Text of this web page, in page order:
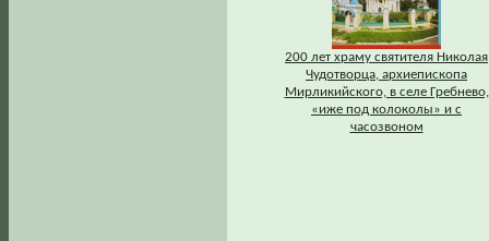
200 лет храму святителя Николая
Чудотворца, архиепископа
Мирликийского, в селе Гребнево,
«иже под колоколы» и с
часозвоном